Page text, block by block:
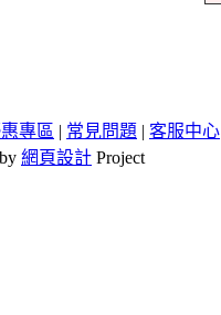
專區 | 常見問題 | 客服中心
網頁設計 Project